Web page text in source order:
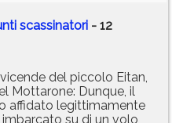
scassinatori - 12
del piccolo Eitan,
Mottarone: Dunque, il
affidato legittimamente
su di un volo